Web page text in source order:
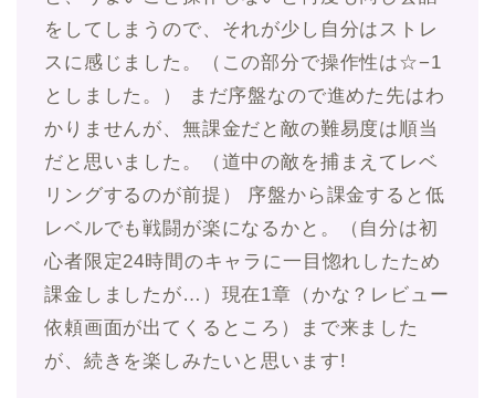
をしてしまうので、それが少し自分はストレ
スに感じました。（この部分で操作性は☆−1
としました。） まだ序盤なので進めた先はわ
かりませんが、無課金だと敵の難易度は順当
だと思いました。（道中の敵を捕まえてレベ
リングするのが前提） 序盤から課金すると低
レベルでも戦闘が楽になるかと。（自分は初
心者限定24時間のキャラに一目惚れしたため
課金しましたが…）現在1章（かな？レビュー
依頼画面が出てくるところ）まで来ました
が、続きを楽しみたいと思います!